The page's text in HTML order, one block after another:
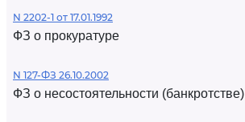
N 2202-1 от 17.01.1992
ФЗ о прокуратуре
N 127-ФЗ 26.10.2002
ФЗ о несостоятельности (банкротстве)